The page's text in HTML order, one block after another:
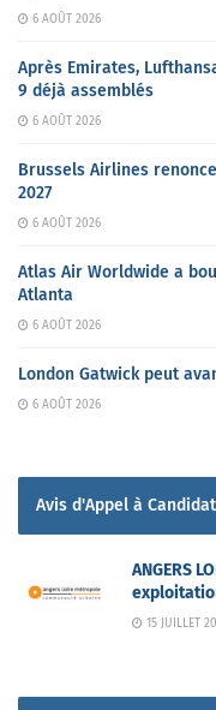
6 AOÛT 2026
Après Emirates,
9 déjà assemblés
6 AOÛT 2026
Brussels Airlines
2027
6 AOÛT 2026
Atlas Air Worldwide a
Atlanta
6 AOÛT 2026
London Gatwick peut
6 AOÛT 2026
Avis d'Appel à
ANGERS
15 JUILLET